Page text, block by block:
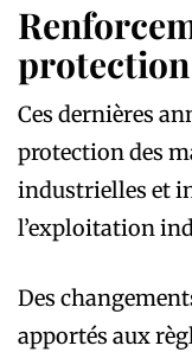
Ces dernières
protection des
industrielles et
l’exploitation
Des
apportés aux